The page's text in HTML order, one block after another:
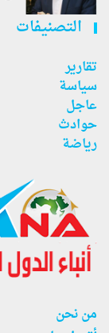
التصنيفات
تقارير
سياسة
عاجل
حوادث
رياضة
من نحن